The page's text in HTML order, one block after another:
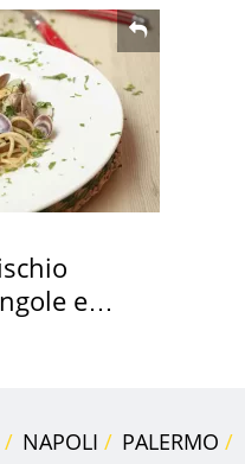
e
NAPOLI
PALERMO